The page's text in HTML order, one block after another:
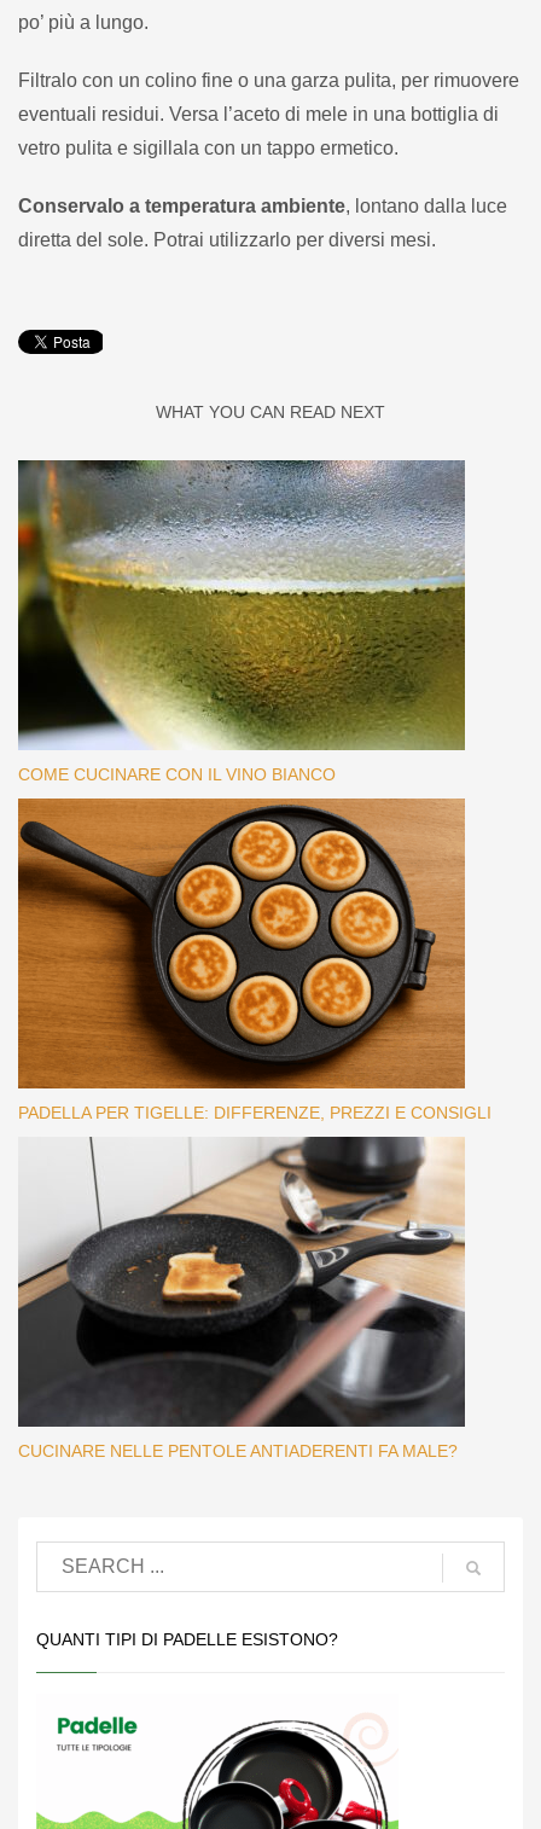
po’ più a lungo.
Filtralo con un colino fine o una garza pulita, per rimuovere
eventuali residui. Versa l’aceto di mele in una bottiglia di
vetro pulita e sigillala con un tappo ermetico.
Conservalo a temperatura ambiente, lontano dalla luce
diretta del sole. Potrai utilizzarlo per diversi mesi.
WHAT YOU CAN READ NEXT
COME CUCINARE CON IL VINO BIANCO
PADELLA PER TIGELLE: DIFFERENZE, PREZZI E CONSIGLI
CUCINARE NELLE PENTOLE ANTIADERENTI FA MALE?
QUANTI TIPI DI PADELLE ESISTONO?